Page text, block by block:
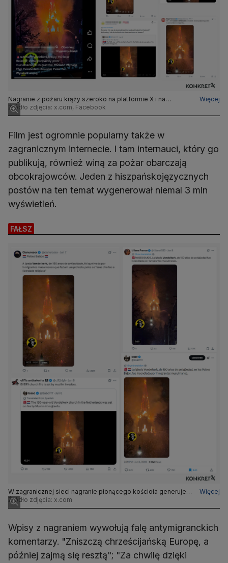
Nagranie z pożaru krąży szeroko na platformie X i na
Facebooku. Internauci jako winnych fałszywie wskazują
obcokrajowców mieszkających w Holandii
Więcej
Źródło zdjęcia: x.com, Facebook
Film jest ogromnie popularny także w
zagranicznym internecie. I tam internauci, który go
publikują, również winą za pożar obarczają
obcokrajowców. Jeden z hiszpańskojęzycznych
postów na ten temat wygenerował niemal 3 mln
wyświetleń.
FAŁSZ
W zagranicznej sieci nagranie płonącego kościoła generuje
miliony odsłon - i także jest rozpowszechniane z fałszywym
opisem
Więcej
Źródło zdjęcia: x.com
Wpisy z nagraniem wywołują falę antymigranckich
komentarzy. "Zniszczą chrześcijańską Europę, a
później zajmą się resztą"; "Za chwilę dzięki